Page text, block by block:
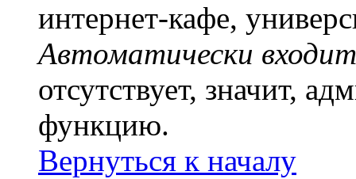
интернет-кафе,
Автоматически
отсутствует, значит,
функцию.
Вернуться к началу